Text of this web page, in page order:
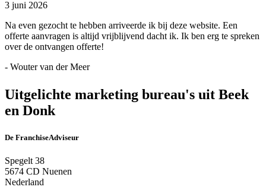
3 juni 2026
Na even gezocht te hebben arriveerde ik bij deze website. Een
offerte aanvragen is altijd vrijblijvend dacht ik. Ik ben erg te spreken
over de ontvangen offerte!
- Wouter van der Meer
Uitgelichte marketing bureau's uit Beek
en Donk
De FranchiseAdviseur
Spegelt 38
5674 CD Nuenen
Nederland